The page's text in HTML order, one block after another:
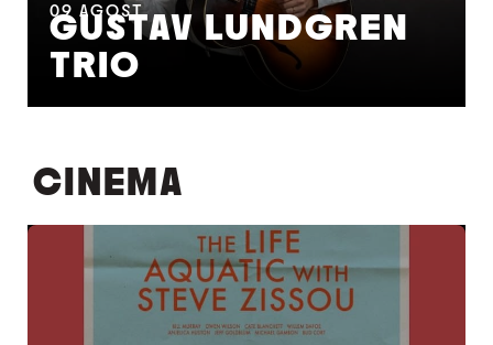
09 AGOST
GUSTAV LUNDGREN
TRIO
CINEMA